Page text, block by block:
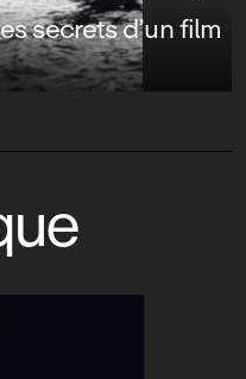
secrets d’un film